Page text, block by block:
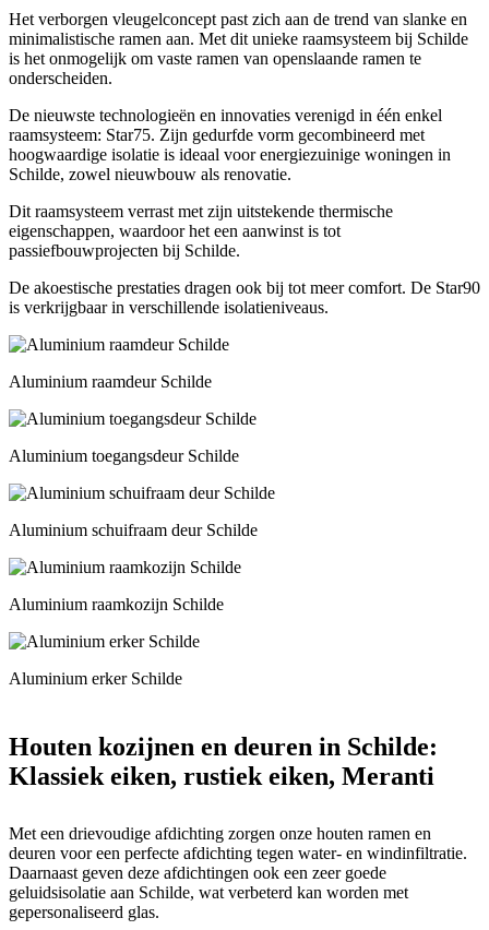
Het verborgen vleugelconcept past zich aan de trend van slanke en
minimalistische ramen aan. Met dit unieke raamsysteem bij Schilde
is het onmogelijk om vaste ramen van openslaande ramen te
onderscheiden.
De nieuwste technologieën en innovaties verenigd in één enkel
raamsysteem: Star75. Zijn gedurfde vorm gecombineerd met
hoogwaardige isolatie is ideaal voor energiezuinige woningen in
Schilde, zowel nieuwbouw als renovatie.
Dit raamsysteem verrast met zijn uitstekende thermische
eigenschappen, waardoor het een aanwinst is tot
passiefbouwprojecten bij Schilde.
De akoestische prestaties dragen ook bij tot meer comfort. De Star90
is verkrijgbaar in verschillende isolatieniveaus.
Aluminium raamdeur Schilde
Aluminium toegangsdeur Schilde
Aluminium schuifraam deur Schilde
Aluminium raamkozijn Schilde
Aluminium erker Schilde
Houten kozijnen en deuren in Schilde:
Klassiek eiken, rustiek eiken, Meranti
Met een drievoudige afdichting zorgen onze houten ramen en
deuren voor een perfecte afdichting tegen water- en windinfiltratie.
Daarnaast geven deze afdichtingen ook een zeer goede
geluidsisolatie aan Schilde, wat verbeterd kan worden met
gepersonaliseerd glas.